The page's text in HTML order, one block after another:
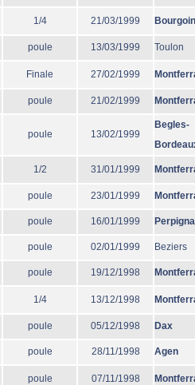
1/4 21/03/1999 Bourgoin
poule 13/03/1999 Toulon
Finale 27/02/1999
poule 21/02/1999
poule 13/02/1999
Begles-
1/2 31/01/1999
poule 23/01/1999
poule 16/01/1999
poule 02/01/1999 Beziers
poule 19/12/1998
1/4 13/12/1998
poule 05/12/1998 Dax
poule 28/11/1998 Agen
poule 07/11/1998